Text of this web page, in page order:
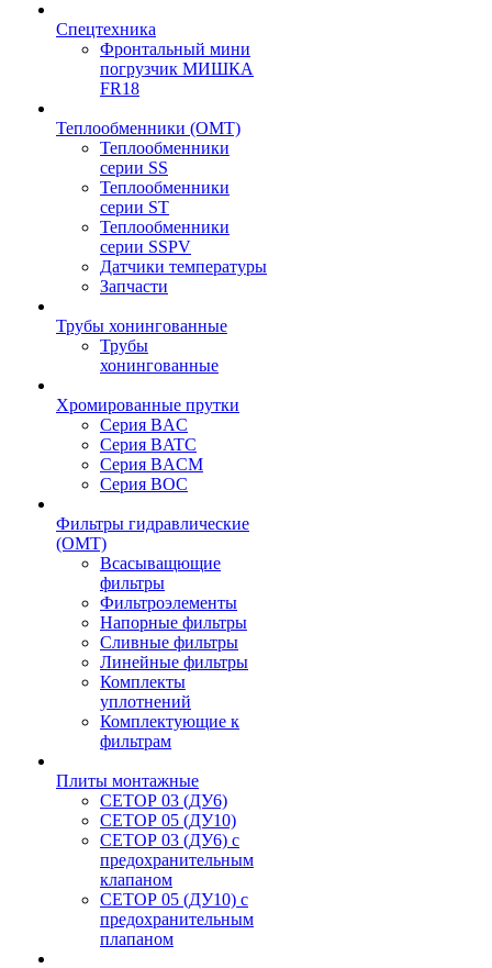
Спецтехника
Фронтальный мини
погрузчик МИШКА
FR18
Теплообменники (OMT)
Теплообменники
серии SS
Теплообменники
серии ST
Теплообменники
серии SSPV
Датчики температуры
Запчасти
Трубы хонингованные
Трубы
хонингованные
Хромированные прутки
Серия BAC
Серия BATC
Серия BACM
Серия BOC
Фильтры гидравлические
(OMT)
Всасыващющие
фильтры
Фильтроэлементы
Напорные фильтры
Сливные фильтры
Линейные фильтры
Комплекты
уплотнений
Комплектующие к
фильтрам
Плиты монтажные
CЕТОР 03 (ДУ6)
CЕТОР 05 (ДУ10)
CЕТОР 03 (ДУ6) с
предохранительным
клапаном
CЕТОР 05 (ДУ10) с
предохранительным
плапаном